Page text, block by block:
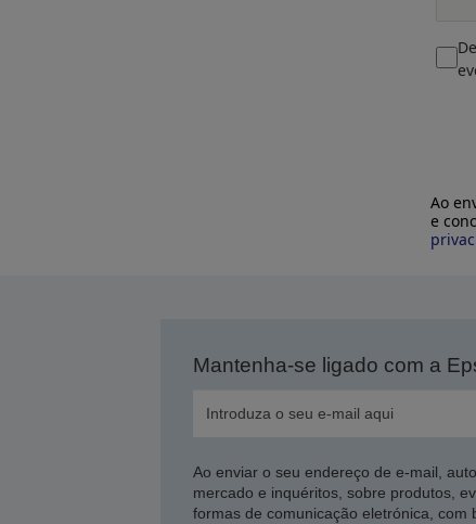
Ao
e
Mantenha-se ligado com a
Ao enviar o seu endereço de e-mail,
mercado e inquéritos, sobre produtos,
formas de comunicação eletrónica,